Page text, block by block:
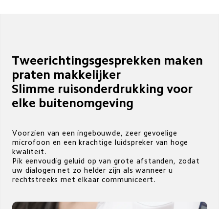
Tweerichtingsgesprekken maken
praten makkelijker
Slimme ruisonderdrukking voor
elke buitenomgeving
Voorzien van een ingebouwde, zeer gevoelige
microfoon en een krachtige luidspreker van hoge
kwaliteit.
Pik eenvoudig geluid op van grote afstanden, zodat
uw dialogen net zo helder zijn als wanneer u
rechtstreeks met elkaar communiceert.